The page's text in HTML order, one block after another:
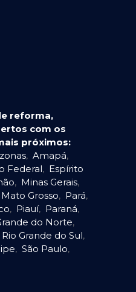
reforma,
com os
próximos:
, Amapá,
Federal, Espírito
, Minas Gerais,
Mato Grosso, Pará,
, Piauí, Paraná,
do Norte,
Rio Grande do Sul,
, São Paulo,